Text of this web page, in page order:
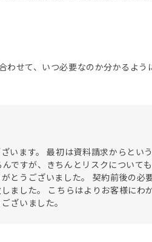
わせて、いつ必要なのか分かるよう
います。 最初は資料請求からとい
ですが、きちんとリスクについて
とうございました。 契約前後の必
ました。 こちらはよりお客様にわ
ざいました。